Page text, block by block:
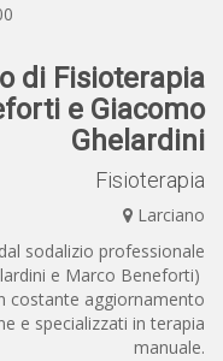
di Fisioterapia
e Giacomo
Ghelardini
Fisioterapia
Larciano
sodalizio professionale
e Marco Beneforti)
costante aggiornamento
e specializzati in terapia
manuale.